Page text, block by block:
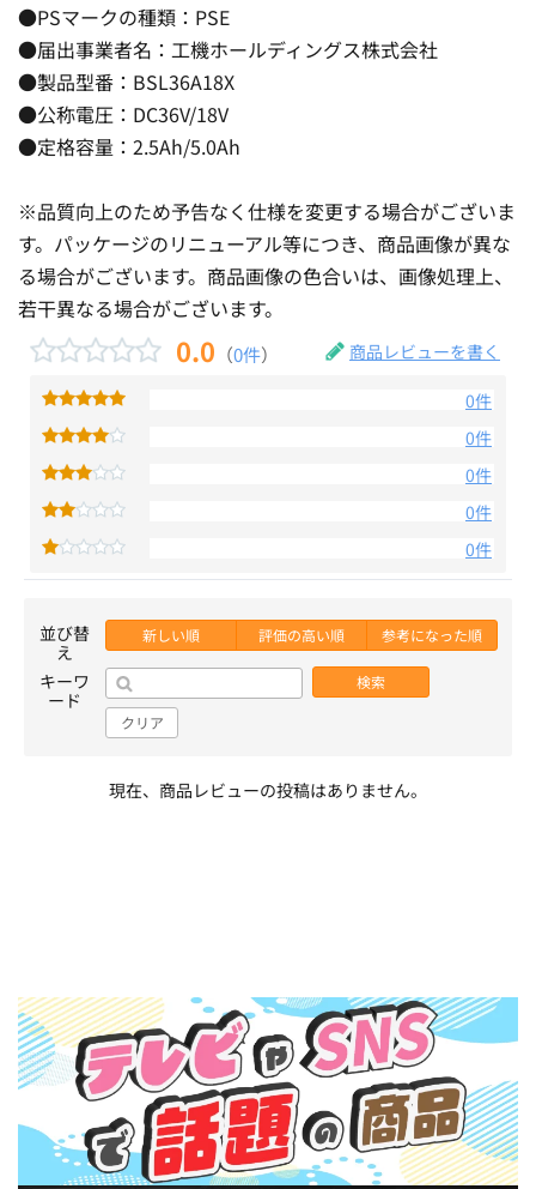
●PSマークの種類：PSE
●届出事業者名：工機ホールディングス株式会社
●製品型番：BSL36A18X
●公称電圧：DC36V/18V
●定格容量：2.5Ah/5.0Ah
※品質向上のため予告なく仕様を変更する場合がございま
す。パッケージのリニューアル等につき、商品画像が異な
る場合がございます。商品画像の色合いは、画像処理上、
若干異なる場合がございます。
0.0 （0件） 商品レビューを書く
0件
0件
0件
0件
0件
並び替
え
新しい順 評価の高い順 参考になった順
キーワ
ード
検索
クリア
現在、商品レビューの投稿はありません。